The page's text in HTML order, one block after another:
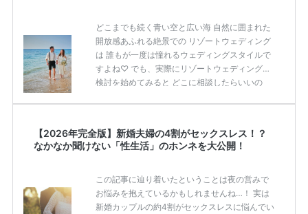
どこまでも続く青い空と広い海 自然に囲まれた
開放感あふれる絶景での リゾートウェディング
は 誰もが一度は憧れるウェディングスタイルで
すよね♡ でも、実際にリゾートウェディングの
検討を始めてみると どこに相談したらいいの
になる！！ そんな花嫁さまに向けて リゾートウ
ェディングの手配会社についてピックアップ♩
旅行会社の違いまで しっかりご説明させていた
だきます^^ 手配会社の種類は大きく２つ✧ はじ
めにリゾートウェディング […]続きを読む
【2026年完全版】新婚夫婦の4割がセックスレス！？
なかなか聞けない「性生活」のホンネを大公開！
この記事に辿り着いたということは夜の営みで
お悩みを抱えているかもしれませんね…！ 実は
新婚カップルの約4割がセックスレスに悩んでい